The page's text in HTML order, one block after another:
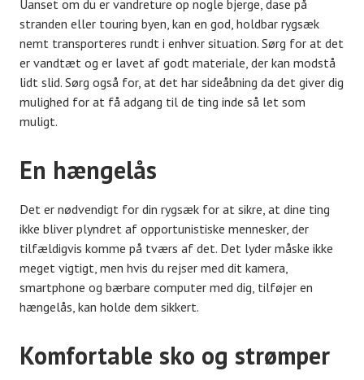
Uanset om du er vandreture op nogle bjerge, dase på
stranden eller touring byen, kan en god, holdbar rygsæk
nemt transporteres rundt i enhver situation. Sørg for at det
er vandtæt og er lavet af godt materiale, der kan modstå
lidt slid. Sørg også for, at det har sideåbning da det giver dig
mulighed for at få adgang til de ting inde så let som
muligt.
En hængelås
Det er nødvendigt for din rygsæk for at sikre, at dine ting
ikke bliver plyndret af opportunistiske mennesker, der
tilfældigvis komme på tværs af det. Det lyder måske ikke
meget vigtigt, men hvis du rejser med dit kamera,
smartphone og bærbare computer med dig, tilføjer en
hængelås, kan holde dem sikkert.
Komfortable sko og strømper